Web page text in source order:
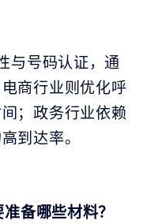
与号码认证，通
商行业则优化呼
；政务行业依赖
到达率。
备哪些材料？